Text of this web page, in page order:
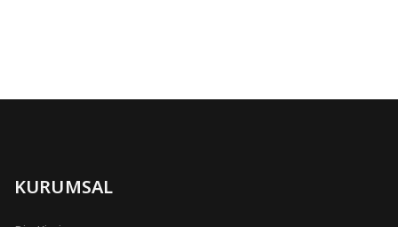
KURUMSAL